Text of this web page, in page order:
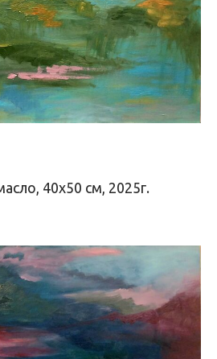
40х50 см, 2025г.